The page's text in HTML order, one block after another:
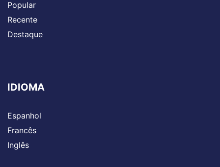
Popular
Recente
Destaque
IDIOMA
Espanhol
Francês
Inglês